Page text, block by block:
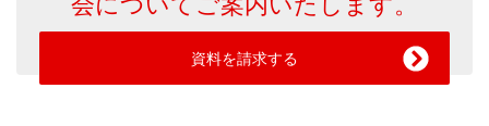
資料を請求する